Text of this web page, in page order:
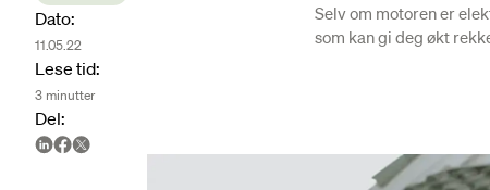
Selv om motoren er
som kan gi deg økt
Dato:
11.05.22
Lese tid:
3 minutter
Del: